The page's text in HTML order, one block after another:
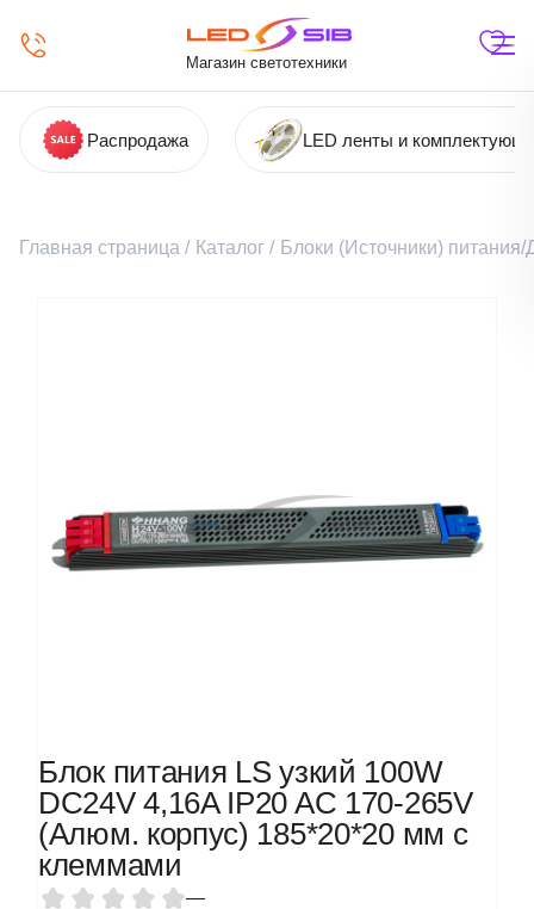
Магазин светотехники
Распродажа LED ленты и
Главная страница / Каталог / Блоки (Источники)
Блок питания LS узкий 100W
DC24V 4,16A IP20 AC 170-265V
(Алюм. корпус) 185*20*20 мм с
клеммами
—